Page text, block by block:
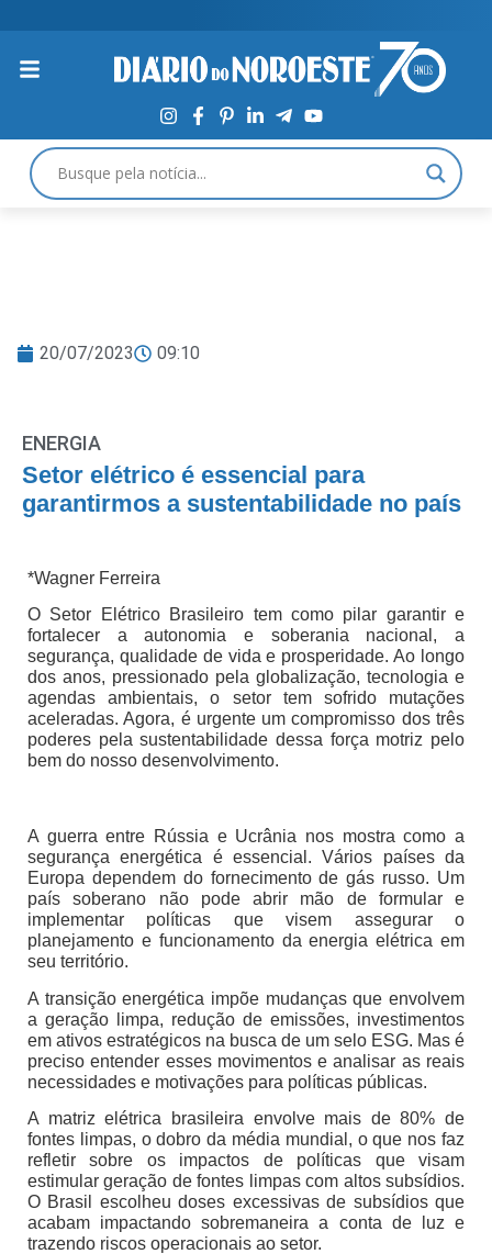
20/07/2023 09:10
ENERGIA
Setor elétrico é essencial para
garantirmos a sustentabilidade no país
*Wagner Ferreira
O Setor Elétrico Brasileiro tem como pilar garantir e
fortalecer a autonomia e soberania nacional, a
segurança, qualidade de vida e prosperidade. Ao longo
dos anos, pressionado pela globalização, tecnologia e
agendas ambientais, o setor tem sofrido mutações
aceleradas. Agora, é urgente um compromisso dos três
poderes pela sustentabilidade dessa força motriz pelo
bem do nosso desenvolvimento.
A guerra entre Rússia e Ucrânia nos mostra como a
segurança energética é essencial. Vários países da
Europa dependem do fornecimento de gás russo. Um
país soberano não pode abrir mão de formular e
implementar políticas que visem assegurar o
planejamento e funcionamento da energia elétrica em
seu território.
A transição energética impõe mudanças que envolvem
a geração limpa, redução de emissões, investimentos
em ativos estratégicos na busca de um selo ESG. Mas é
preciso entender esses movimentos e analisar as reais
necessidades e motivações para políticas públicas.
A matriz elétrica brasileira envolve mais de 80% de
fontes limpas, o dobro da média mundial, o que nos faz
refletir sobre os impactos de políticas que visam
estimular geração de fontes limpas com altos subsídios.
O Brasil escolheu doses excessivas de subsídios que
acabam impactando sobremaneira a conta de luz e
trazendo riscos operacionais ao setor.